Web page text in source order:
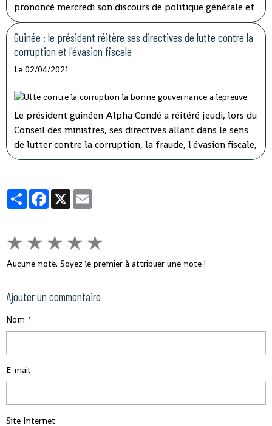
prononcé mercredi son discours de politique générale et
d'orientation devant les 108 députés présents sur les 114
que compte l'hémicycle guinéen.
Guinée : le président réitère ses directives de lutte contre la
corruption et l'évasion fiscale
Le 02/04/2021
Le président guinéen Alpha Condé a réitéré jeudi, lors du
Conseil des ministres, ses directives allant dans le sens
de lutter contre la corruption, la fraude, l'évasion fiscale,
le népotisme, le laisser-aller et tous ces fléaux qui
développement rapide de son pays.
PartagerFacebook
X
★ ★ ★ ★ ★
Aucune note. Soyez le premier à attribuer une note !
Ajouter un commentaire
Nom
E-mail
Site Internet